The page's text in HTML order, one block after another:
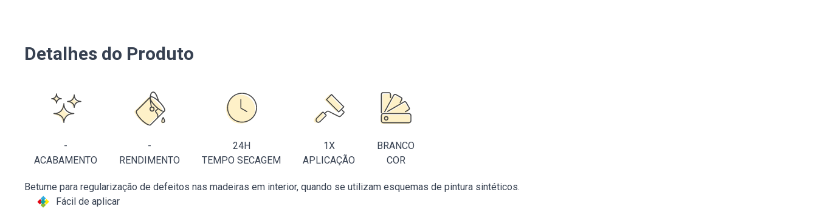
Detalhes do Produto
-
ACABAMENTO
-
RENDIMENTO
24H
TEMPO SECAGEM
1X
APLICAÇÃO
BRANCO
COR
Betume para regularização de defeitos nas madeiras em interior, quando se utilizam esquemas de pintura sintéticos.
Fácil de aplicar